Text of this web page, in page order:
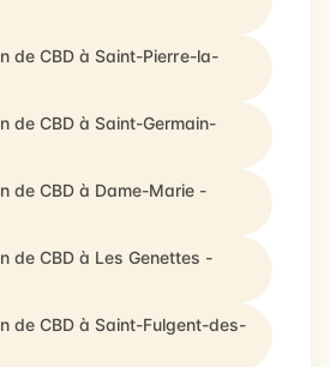
de CBD à Saint-Pierre-la-
de CBD à Saint-Germain-
de CBD à Dame-Marie -
de CBD à Les Genettes -
de CBD à Saint-Fulgent-des-